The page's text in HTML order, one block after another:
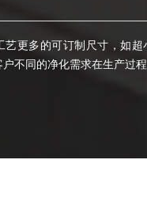
艺更多的可订制尺寸，如
不同的净化需求在生产过